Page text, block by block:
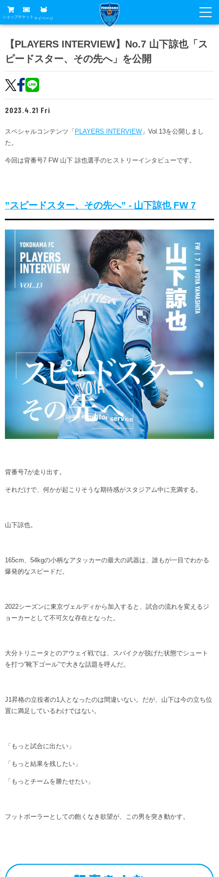
ショップチケット マイページ
グッズ
ホームタウン
トップチーム
試合
試合
試合日程
チケット
チケットガイド
席種・価格表
チケット購入方法
Buy Ticket Here
チーム
選手・スタッフ
観戦ガイド
横浜FC観戦ガイド
クラブ
フリ丸のページ
サステナビリティ
ホームタウン活動
横浜FCスポーツクラブ
ニッパツ横浜FCシーガルズ
ゲームスチュワード
学生インターンシップ
横浜FC公式オンラインショップ
クラブメンバー
スタータークラブ
スペシャルコンテンツ
オリジナルビール
アカデミー
試合日程・結果
アカデミー選手
アカデミースタッフ
フェニックスクラブ
サッカースクール
チアスクール
パートナー一覧
あしながドリーム基金
お問い合わせ
お問い合わせ
【PLAYERS INTERVIEW】No.7 山下諒也「ス
ピードスター、その先へ」を公開
2023.4.21 Fri
スペシャルコンテンツ「 PLAYERS INTERVIEW 」Vol.13を公開しまし
た。
今回は背番号7 FW 山下 諒也選手のヒストリーインタビューです。
”スピードスター、その先へ” - 山下諒也 FW 7
背番号7が走り出す。
それだけで、何かが起こりそうな期待感がスタジアム中に充満する。
山下諒也。
165cm、54kgの小柄なアタッカーの最大の武器は、誰もが一目でわかる
爆発的なスピードだ。
2022シーズンに東京ヴェルディから加入すると、試合の流れを変えるジ
ョーカーとして不可欠な存在となった。
大分トリニータとのアウェイ戦では、スパイクが脱げた状態でシュート
を打つ“靴下ゴール”で大きな話題を呼んだ。
J1昇格の立役者の1人となったのは間違いない。だが、山下は今の立ち位
置に満足しているわけではない。
「もっと試合に出たい」
「もっと結果を残したい」
「もっとチームを勝たせたい」
フットボーラーとしての飽くなき欲望が、この男を突き動かす。